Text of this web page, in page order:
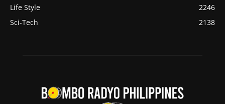
Life Style
2246
Sci-Tech
2138